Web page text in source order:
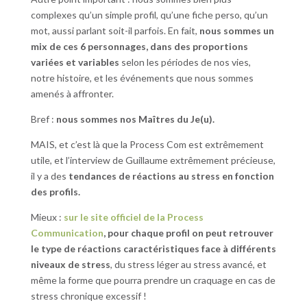
complexes qu’un simple profil, qu’une fiche perso, qu’un
mot, aussi parlant soit-il parfois. En fait, nous sommes un
mix de ces 6 personnages, dans des proportions
variées et variables selon les périodes de nos vies,
notre histoire, et les événements que nous sommes
amenés à affronter.
Bref : nous sommes nos Maîtres du Je(u).
MAIS, et c’est là que la Process Com est extrêmement
utile, et l’interview de Guillaume extrêmement précieuse,
il y a des tendances de réactions au stress en fonction
des profils.
Mieux : sur le site officiel de la Process
Communication, pour chaque profil on peut retrouver
le type de réactions caractéristiques face à différents
niveaux de stress, du stress léger au stress avancé, et
même la forme que pourra prendre un craquage en cas de
stress chronique excessif !